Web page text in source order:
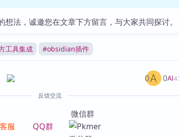
法，诚邀您在文章下方留言，与大家共同探讨。
工具集成 #obsidian插件
AI
0 0
反馈交流
服 QQ群
微信群